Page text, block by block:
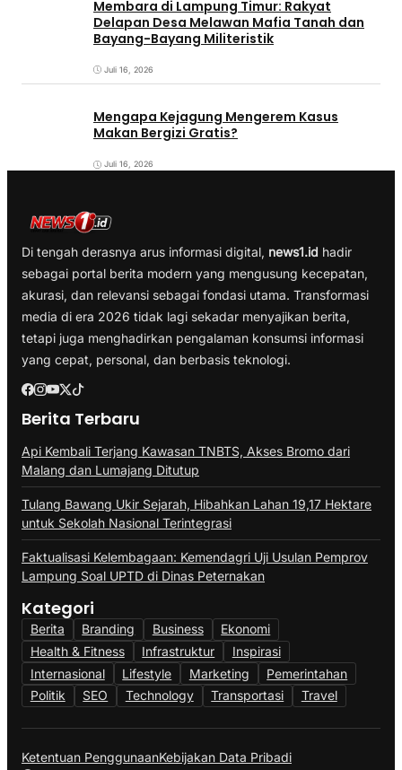
Membara di Lampung Timur: Rakyat
Delapan Desa Melawan Mafia Tanah dan
Bayang-Bayang Militeristik
Juli 16, 2026
Mengapa Kejagung Mengerem Kasus
Makan Bergizi Gratis?
Juli 16, 2026
Di tengah derasnya arus informasi digital, news1.id hadir
sebagai portal berita modern yang mengusung kecepatan,
akurasi, dan relevansi sebagai fondasi utama. Transformasi
media di era 2026 tidak lagi sekadar menyajikan berita,
tetapi juga menghadirkan pengalaman konsumsi informasi
yang cepat, personal, dan berbasis teknologi.
Berita Terbaru
Api Kembali Terjang Kawasan TNBTS, Akses Bromo dari
Malang dan Lumajang Ditutup
Tulang Bawang Ukir Sejarah, Hibahkan Lahan 19,17 Hektare
untuk Sekolah Nasional Terintegrasi
Faktualisasi Kelembagaan: Kemendagri Uji Usulan Pemprov
Lampung Soal UPTD di Dinas Peternakan
Kategori
Berita Branding Business
Ekonomi
Health & Fitness
Infrastruktur
Inspirasi
Internasional
Lifestyle Marketing
Pemerintahan
Politik
SEO Technology Transportasi Travel
Ketentuan PenggunaanKebijakan Data Pribadi